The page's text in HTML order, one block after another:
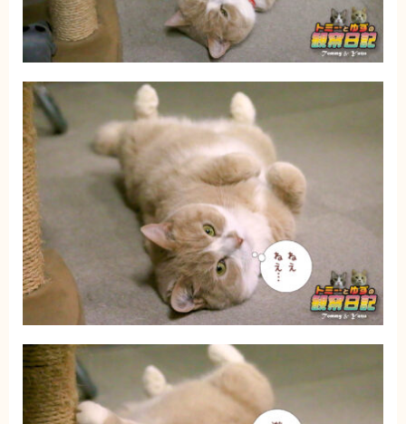
健康管理（病気・ケア・病院情報）
行動と心理（ねこの習性、気持ちの読み方）
お役立ち情報（ねこに優しいインテリア、災害対
策）
ブログ
トミーとゆずの観察日記
プロフィール